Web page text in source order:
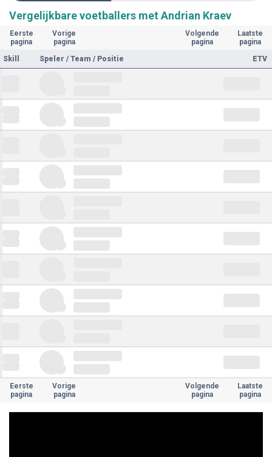
Vergelijkbare voetballers met Andrian Kraev
Eerste
pagina
Vorige
pagina
Volgende
pagina
Laatste
pagina
Skill
Speler / Team / Positie ETV
Eerste
pagina
Vorige
pagina
Volgende
pagina
Laatste
pagina